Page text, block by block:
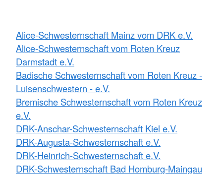
Alice-Schwesternschaft Mainz vom DRK e.V.
Alice-Schwesternschaft vom Roten Kreuz
Darmstadt e.V.
Badische Schwesternschaft vom Roten Kreuz -
Luisenschwestern - e.V.
Bremische Schwesternschaft vom Roten Kreuz
e.V.
DRK-Anschar-Schwesternschaft Kiel e.V.
DRK-Augusta-Schwesternschaft e.V.
DRK-Heinrich-Schwesternschaft e.V.
DRK-Schwesternschaft Bad Homburg-Maingau